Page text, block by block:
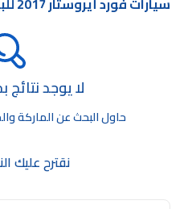
لا يوجد
حاول البحث عن الماركة
نقترح عليك